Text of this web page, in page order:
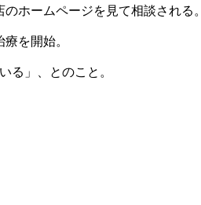
ホームページを見て相談される。
を開始。
る」、とのこと。